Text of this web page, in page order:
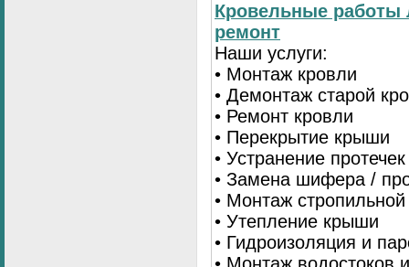
Кровельные
ремонт
Наши услуги:
• Монтаж кровли
• Демонтаж старой
• Ремонт кровли
• Перекрытие крыши
• Устранение протечек
• Замена шифера /
• Монтаж
• Утепление крыши
• Гидроизоляция и